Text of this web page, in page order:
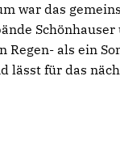
war das
Schönhauser
Regen- als ein
lässt für das